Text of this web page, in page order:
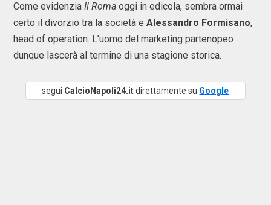
Come evidenzia Il Roma oggi in edicola, sembra ormai
certo il divorzio tra la società e Alessandro Formisano,
head of operation. L’uomo del marketing partenopeo
dunque lascerà al termine di una stagione storica.
segui CalcioNapoli24.itdirettamente su Google